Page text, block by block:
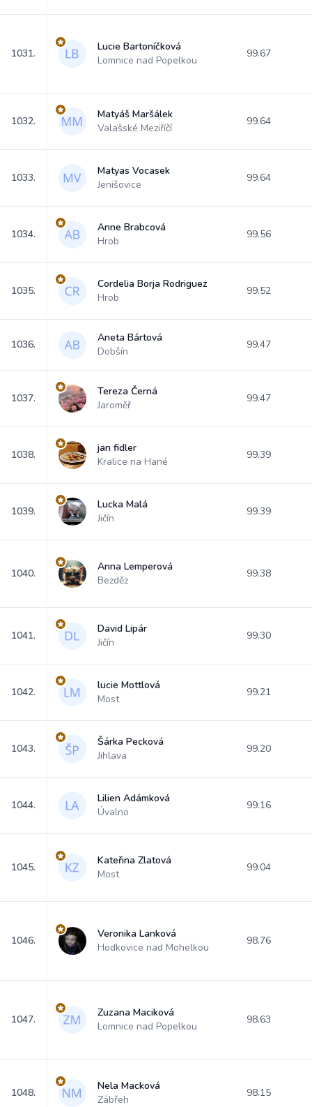
1031.
Lucie Bartoníčková
Lomnice nad Popelkou
99.67
1032.
Matyáš Maršálek
Valašské Meziříčí
99.64
1033.
Matyas Vocasek
Jenišovice
99.64
1034.
Anne Brabcová
Hrob
99.56
1035.
Cordelia Borja Rodriguez
Hrob
99.52
1036.
Aneta Bártová
Dobšín
99.47
1037.
Tereza Černá
Jaroměř
99.47
1038.
jan fidler
Kralice na Hané
99.39
1039.
Lucka Malá
Jičín
99.39
1040.
Anna Lemperová
Bezděz
99.38
1041.
David Lipár
Jičín
99.30
1042.
lucie Mottlová
Most
99.21
1043.
Šárka Pecková
Jihlava
99.20
1044.
Lilien Adámková
Úvalno
99.16
1045.
Kateřina Zlatová
Most
99.04
1046.
Veronika Lanková
Hodkovice nad Mohelkou
98.76
1047.
Zuzana Maciková
Lomnice nad Popelkou
98.63
1048.
Nela Macková
Zábřeh
98.15